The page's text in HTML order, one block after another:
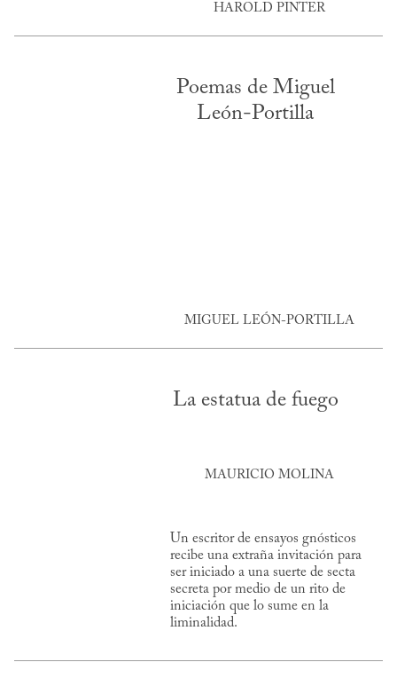
HAROLD PINTER
Poemas de Miguel
León-Portilla
MIGUEL LEÓN-PORTILLA
La estatua de fuego
MAURICIO MOLINA
Un escritor de ensayos gnósticos
recibe una extraña invitación para
ser iniciado a una suerte de secta
secreta por medio de un rito de
iniciación que lo sume en la
liminalidad.